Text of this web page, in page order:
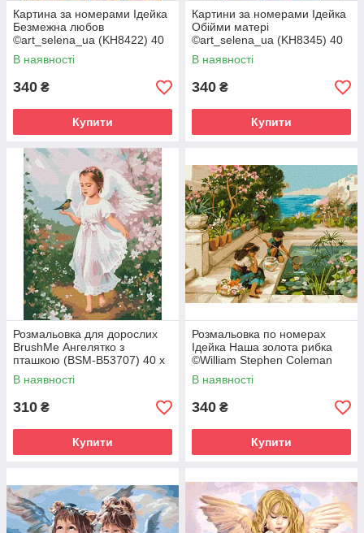
Картина за номерами Ідейка
Безмежна любов
©art_selena_ua (KH8422) 40
х 50 см
В наявності
340 ₴
Купити
Картини за номерами Ідейка
Обійми матері
©art_selena_ua (KH8345) 40
х 50 см
В наявності
340 ₴
Купити
Розмальовка для дорослих
BrushMe Ангелятко з
пташкою (BSM-B53707) 40 х
50 см
В наявності
310 ₴
Купити
Розмальовка по номерах
Ідейка Наша золота рибка
©William Stephen Coleman
(KH2554) 40 х 50 см
В наявності
340 ₴
Купити